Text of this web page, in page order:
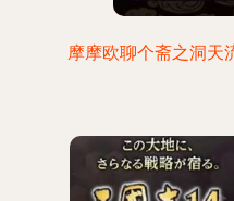
摩摩欧聊个斋之洞天